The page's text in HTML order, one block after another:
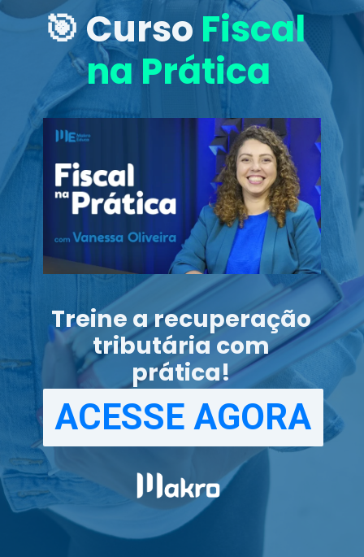
Treine a recuperação
tributária com
prática!
🎯 Curso Fiscal
na Prática
ACESSE AGORA
ACESSE AGORA